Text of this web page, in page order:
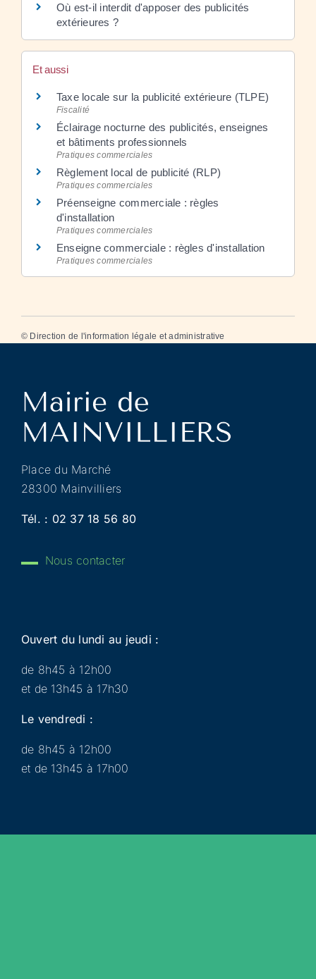
Où est-il interdit d'apposer des publicités
extérieures ?
Et aussi
Taxe locale sur la publicité extérieure (TLPE)
Fiscalité
Éclairage nocturne des publicités, enseignes
et bâtiments professionnels
Pratiques commerciales
Règlement local de publicité (RLP)
Pratiques commerciales
Préenseigne commerciale : règles
d'installation
Pratiques commerciales
Enseigne commerciale : règles d'installation
Pratiques commerciales
© Direction de l'information légale et administrative
Place du Marché
28300 Mainvilliers
Tél. : 02 37 18 56 80
Nous contacter
Ouvert du lundi au jeudi :
de 8h45 à 12h00
et de 13h45 à 17h30
Le vendredi :
de 8h45 à 12h00
et de 13h45 à 17h00